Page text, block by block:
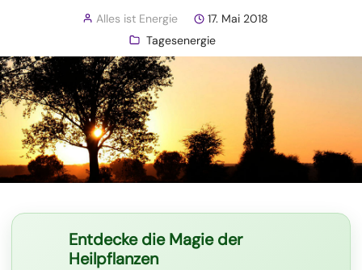
Alles ist Energie
17. Mai 2018
Tagesenergie
Entdecke die Magie der
Heilpflanzen